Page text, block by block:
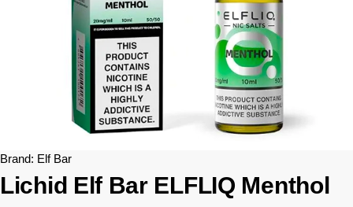
Brand: Elf Bar
Lichid Elf Bar ELFLIQ Menthol